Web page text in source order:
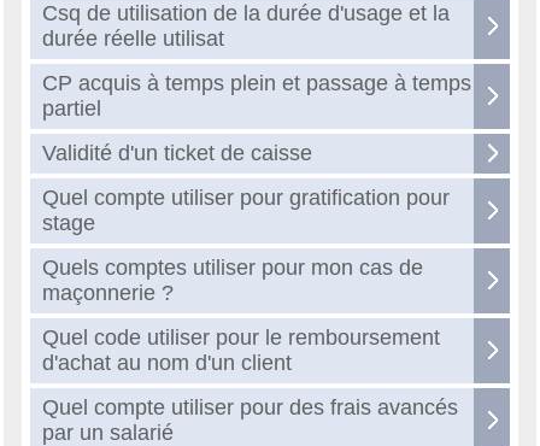
Csq de utilisation de la durée d'usage et la
durée réelle utilisat
CP acquis à temps plein et passage à temps
partiel
Validité d'un ticket de caisse
Quel compte utiliser pour gratification pour
stage
Quels comptes utiliser pour mon cas de
maçonnerie ?
Quel code utiliser pour le remboursement
d'achat au nom d'un client
Quel compte utiliser pour des frais avancés
par un salarié